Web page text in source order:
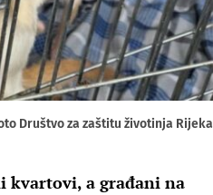
Društvo za zaštitu životinja Rijeka
a građani na